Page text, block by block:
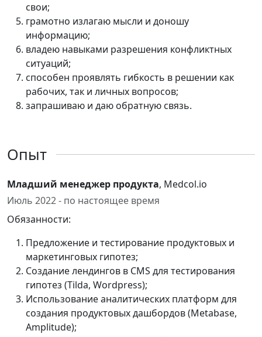
свои;
грамотно излагаю мысли и доношу
информацию;
владею навыками разрешения конфликтных
ситуаций;
способен проявлять гибкость в решении как
рабочих, так и личных вопросов;
запрашиваю и даю обратную связь.
Опыт
Младший менеджер продукта, Medcol.io
Июль 2022 - по настоящее время
Обязанности:
Предложение и тестирование продуктовых и
маркетинговых гипотез;
Создание лендингов в CMS для тестирования
гипотез (Tilda, Wordpress);
Использование аналитических платформ для
создания продуктовых дашбордов (Metabase,
Amplitude);